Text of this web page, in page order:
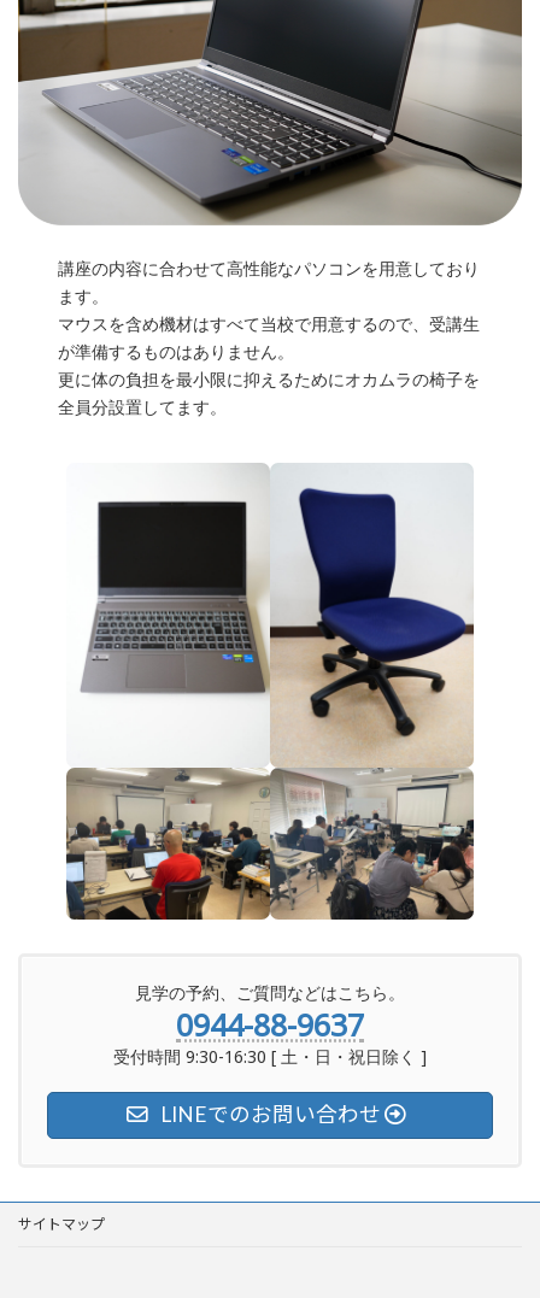
講座の内容に合わせて高性能なパソコンを用意しており
ます。
マウスを含め機材はすべて当校で用意するので、受講生
が準備するものはありません。
更に体の負担を最小限に抑えるためにオカムラの椅子を
全員分設置してます。
見学の予約、ご質問などはこちら。
0944-88-9637
受付時間 9:30-16:30 [ 土・日・祝日除く ]
LINEでのお問い合わせ
サイトマップ